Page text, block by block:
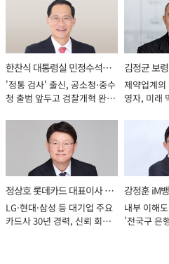
한찬식 대통령실 민정수석비
서관
'정통 검사' 출신, 공소청·중수
청 출범 앞두고 검찰개혁 완수
김정균 보
표이사 사장
제약업계의
영자, 미래
정상호 롯데카드 대표이사 사
장
LG·현대·삼성 등 대기업 주요
카드사 30년 경력, 신뢰 회복
강정훈 iM
내부 이해
'전국구 은